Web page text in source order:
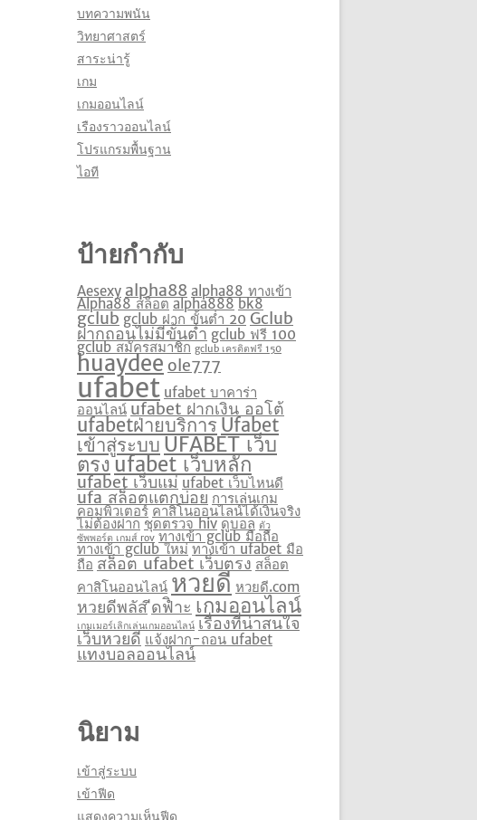
บทความพนัน
วิทยาศาสตร์
สาระน่ารู้
เกม
เกมออนไลน์
เรืองราวออนไลน์
โปรแกรมพื้นฐาน
ไอที
ป้ายกำกับ
Aesexy alpha88 alpha88 ทางเข้า
Alpha88 สล็อต alpha888 bk8
gclub gclub ฝาก ขั้นต่ำ 20 Gclub
ฝากถอนไม่มีขั้นต่ำ gclub ฟรี 100
gclub สมัครสมาชิก gclub เครดิตฟรี 150
huaydee ole777
ufabet ufabet บาคาร่า
ออนไลน์ ufabet ฝากเงิน ออโต้
ufabetฝ่ายบริการ Ufabet
เข้าสู่ระบบ UFABET เว็บ
ตรงufabet เว็บหลัก
ufabet เว็บแม่ ufabet เว็บไหนดี
ufa สล็อตแตกบ่อย การเล่นเกม
คอมพิวเตอร์ คาสิโนออนไลน์ได้เงินจริง
ไม่ต้องฝาก ชุดตรวจ hiv ดูบอล ตัว
ซัพพอร์ต เกมส์ rov ทางเข้า gclub มือถือ
ทางเข้า gclub ใหม่ ทางเข้า ufabet มือ
ถือ สล็อต ufabet เว็บตรง สล็อต
คาสิโนออนไลน์ หวยดี หวยดี.com
หวยดีพลัส ีดฟิำะ เกมออนไลน์
เกมเมอร์เลิกเล่นเกมออนไลน์ เรื่องที่น่าสนใจ
เว็บหวยดี แจ้งฝาก-ถอน ufabet
แทงบอลออนไลน์
นิยาม
เข้าสู่ระบบ
เข้าฟีด
แสดงความเห็นฟีด